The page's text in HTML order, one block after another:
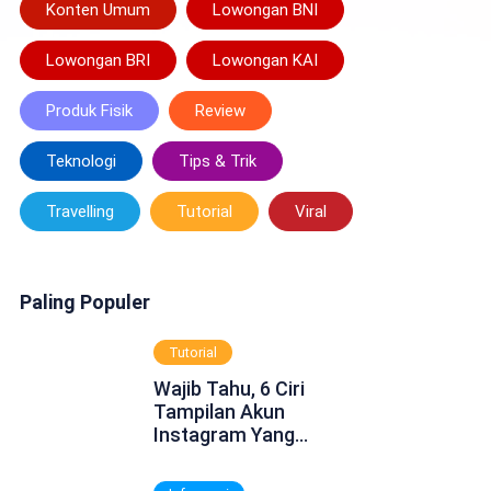
Konten Umum Lowongan BNI
Lowongan BRI Lowongan KAI
Produk Fisik Review
Teknologi Tips & Trik
Travelling Tutorial Viral
Paling Populer
Tutorial
Wajib Tahu, 6 Ciri
Tampilan Akun
Instagram Yang